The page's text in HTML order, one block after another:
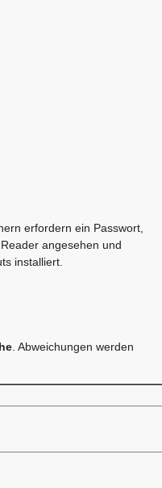
erfordern ein Passwort,
angesehen und
installiert.
. Abweichungen werden